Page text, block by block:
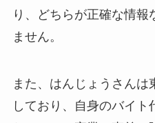
り、どちらが正確な情
ません。
また、はんじょうさん
しており、自身のバイト